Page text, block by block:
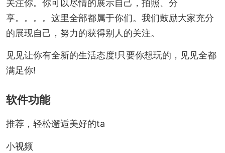
关注你。你可以尽情的展示自己，拍照、分
享。。。。这里全部都属于你们。我们鼓励大家充分
的展现自己，努力的获得别人的关注。
见见让你有全新的生活态度!只要你想玩的，见见全都
满足你!
软件功能
推荐，轻松邂逅美好的ta
小视频